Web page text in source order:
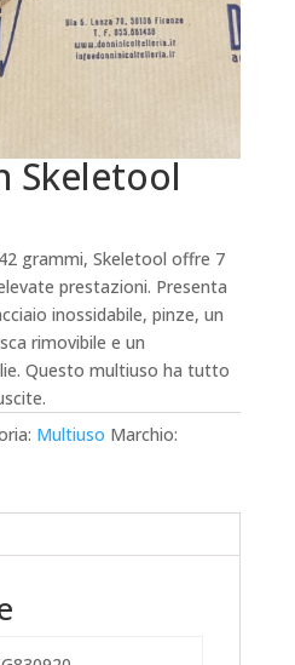
Skeletool
grammi, Skeletool offre 7
prestazioni. Presenta
inossidabile, pinze, un
rimovibile e un
Questo multiuso ha tutto
Multiuso Marchio: